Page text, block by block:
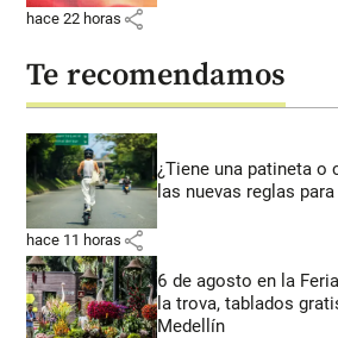
hace 22 horas share
Te recomendamos
¿Tiene una patineta o
las nuevas reglas
hace 11 horas share
6 de agosto en la
la trova, tablados
Medellín